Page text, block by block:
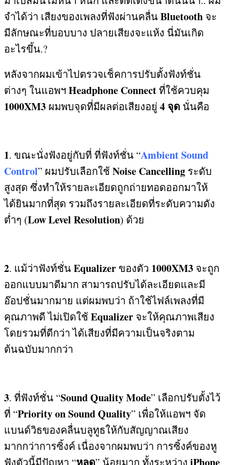
จำได้ว่า เสียงของเพลงที่ฟังผ่านคลื่นBluetooth จะ
มีลักษณะที่บอบบาง ปลายเสียงจะแห้ง นี่มันเกิด
อะไรขึ้น.?
หลังจากผมเข้าไปตรวจเช็คการปรับตั้งฟังท์ชั่น
ต่างๆ ในแอพฯ Headphone Connectที่ใช้ควบคุม
1000XM3 ผมพบจุดที่มีผลต่อเสียงอยู่ 4 จุด นั่นคือ
1. ขณะนั่งฟังอยู่กับที่ ที่ฟังท์ชั่น “Ambient Sound
Control” ผมปรับเลือกใช้ Noise Cancelling ระดับ
สูงสุด ซึ่งทำให้รายละเอียดถูกถ่ายทอดออกมาให้
ได้ยินมากที่สุด รวมถึงรายละเอียดที่ระดับความดัง
ต่ำๆ (Low Level Resolution) ด้วย
2. แม้ว่าฟังท์ชั่นEqualizer ของตัว 1000XM3 จะถูก
ออกแบบมาดีมาก สามารถปรับได้ละเอียดและมี
อ๊อปชั่นมากมาย แต่ผมพบว่า ถ้าใช้ไฟล์เพลงที่มี
คุณภาพดี ไม่เปิดใช้ Equalizer จะให้คุณภาพเสียง
โดยรวมที่ดีกว่า ได้เสียงที่มีความเป็นจริงตาม
ต้นฉบับมากกว่า
3. ที่ฟังท์ชั่น “Sound Quality Mode” เลือกปรับตั้งไว้
ที่ “Priority on Sound Quality” เพื่อให้แอพฯ จัด
แบนด์วิธของคลื่นบลูทูธให้กับสัญญาณเสียง
มากกว่าการซิ้งค์ เนื่องจากผมพบว่า การซิ้งค์ของหู
ฟังตัวนี้มีปัญหา “ ” น้อยมาก ทั้งระหว่าง